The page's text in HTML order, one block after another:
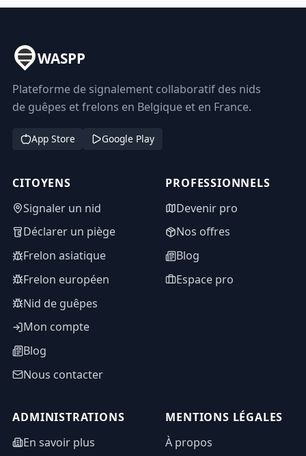
WASPP
Plateforme de signalement collaboratif des nids
de guêpes et frelons en Belgique et en France.
App Store Google Play
CITOYENS
Signaler un nid
Déclarer un piège
Frelon asiatique
Frelon européen
Nid de guêpes
Mon compte
Blog
Nous contacter
PROFESSIONNELS
Devenir pro
Nos offres
Blog
Espace pro
ADMINISTRATIONS
En savoir plus
MENTIONS LÉGALES
À propos